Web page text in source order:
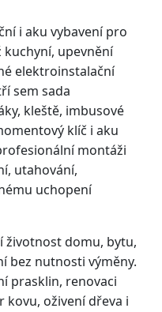
i aku vybavení pro
upevnění
elektroinstalační
sem sada
kleště, imbusové
klíč i aku
montáži
utahování,
uchopení
životnost domu, bytu,
bez nutnosti výměny.
prasklin, renovaci
kovu, oživení dřeva i